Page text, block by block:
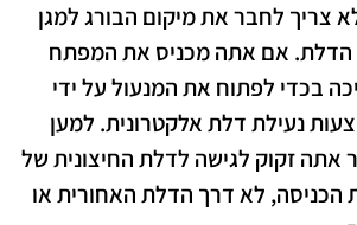
צריך לחבר את מיקום הבורג למגן
הדלת. אם אתה מכניס את המפתח
בכדי לפתוח את המנעול על ידי
נעילת דלת אלקטרונית. למען
אתה זקוק לגישה לדלת החיצונית של
הכניסה, לא דרך הדלת האחורית או